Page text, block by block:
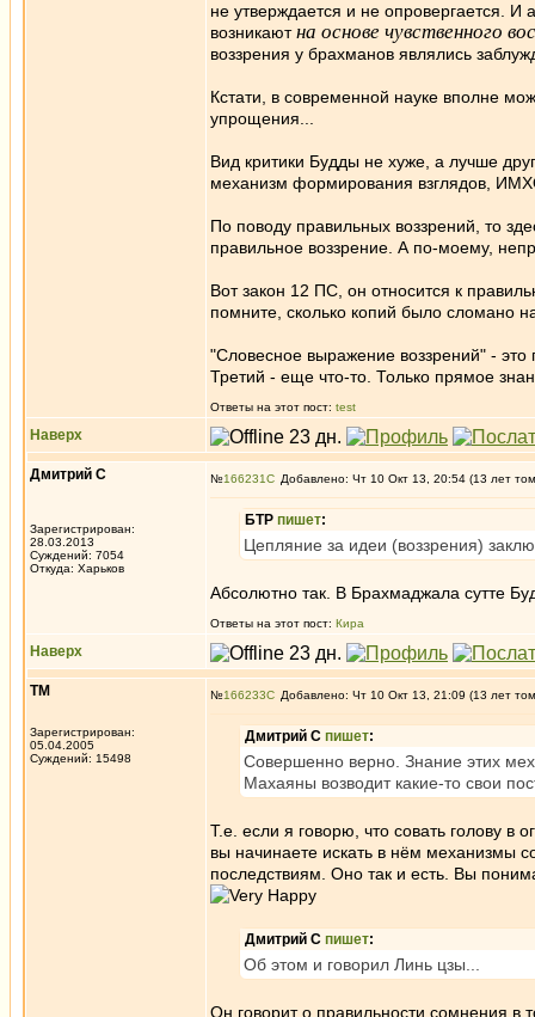
не утверждается и не опровергается.
возникаютна основе чувственного
воззрения у брахманов являлись
Кстати, в современной науке вполне
упрощения...
Вид критики Будды не хуже, а лучше
механизм формирования взглядов,
По поводу правильных воззрений, то
правильное воззрение. А по-моему,
Вот закон 12 ПС, он относится к
помните, сколько копий было сломано
"Словесное выражение воззрений" - это
Третий - еще что-то. Только прямое
Ответы на этот пост: test
Наверх
Дмитрий С
Зарегистрирован:
28.03.2013
Суждений: 7054
Откуда: Харьков
№166231 Добавлено: Чт 10 Окт 13, 20:54 (13 лет
БТР пишет:
Цепляние за идеи (воззрения)
Абсолютно так. В Брахмаджала сутте
Ответы на этот пост: Кира
Наверх
ТМ
Зарегистрирован:
05.04.2005
Суждений: 15498
№166233 Добавлено: Чт 10 Окт 13, 21:09 (13 лет
Дмитрий С пишет:
Совершенно верно. Знание этих
Махаяны возводит какие-то свои
Т.е. если я говорю, что совать голову в
вы начинаете искать в нём механизмы
последствиям. Оно так и есть. Вы
Дмитрий С пишет:
Об этом и говорил Линь цзы...
Он говорит о правильности сомнения в